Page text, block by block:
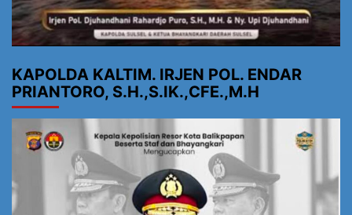
KAPOLDA KALTIM. IRJEN POL. ENDAR
PRIANTORO, S.H.,S.IK.,CFE.,M.H